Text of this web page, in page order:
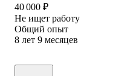
40 000 ₽
Не ищет работу
Общий опыт
8 лет 9 месяцев